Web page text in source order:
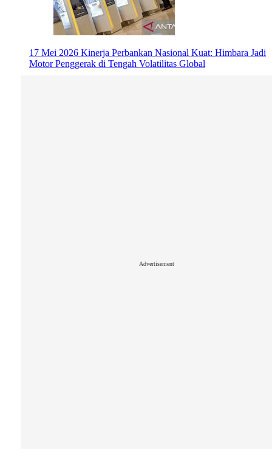
17 Mei 2026 Kinerja Perbankan Nasional Kuat: Himbara Jadi
Motor Penggerak di Tengah Volatilitas Global
Advertisement